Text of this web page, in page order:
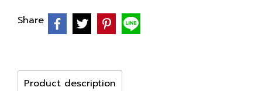
Share
Product description